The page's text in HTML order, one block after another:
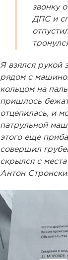
звонку
ДПС и
Я взялся рукой
рядом с
кольцом на
пришлось
отцепилась, и
патрульной
этого еще
совершил
скрылся с
Антон